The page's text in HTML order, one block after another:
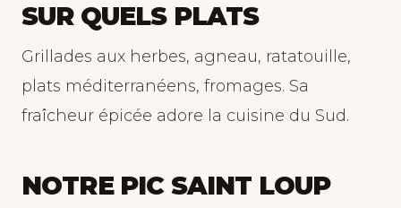
SUR QUELS PLATS
Grillades aux herbes, agneau, ratatouille,
plats méditerranéens, fromages. Sa
fraîcheur épicée adore la cuisine du Sud.
NOTRE PIC SAINT LOUP